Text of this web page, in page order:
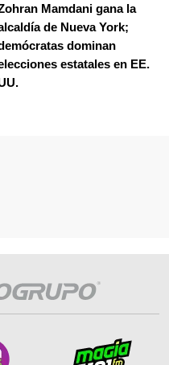
Mamdani gana la
de Nueva York;
dominan
estatales en EE.